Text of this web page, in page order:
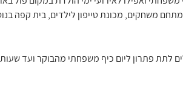
משחקים, מכונת טייפון לילדים, בית קפה
לתת פתרון ליום כיף משפחתי מהבוקר ועד